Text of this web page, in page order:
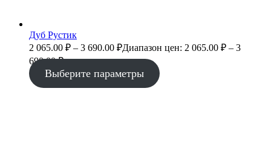
Дуб Рустик
2 065.00 ₽ – 3 690.00 ₽Диапазон цен: 2 065.00 ₽ – 3
690.00 ₽
Выберите параметры